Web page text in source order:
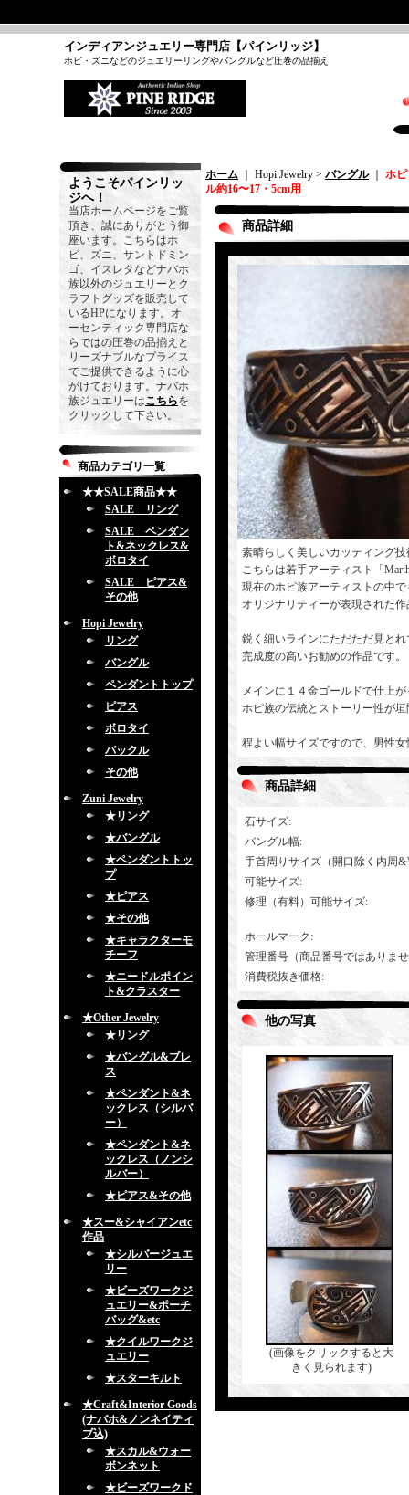
インディアンジュエリー専門店【パインリッジ】
ホピ・ズニなどのジュエリーリングやバングルなど圧巻の品揃え
ようこそパインリッ
ジへ！
当店ホームページをご覧
頂き、誠にありがとう御
座います。こちらはホ
ピ、ズニ、サントドミン
ゴ、イスレタなどナバホ
族以外のジュエリーとク
ラフトグッズを販売して
いるHPになります。オ
ーセンティック専門店な
らではの圧巻の品揃えと
リーズナブルなプライス
でご提供できるように心
がけております。ナバホ
族ジュエリーはこちらを
クリックして下さい。
商品カテゴリ一覧
★★SALE商品★★
SALE リング
SALE ペンダン
ト&ネックレス&
ボロタイ
SALE ピアス&
その他
Hopi Jewelry
リング
バングル
ペンダントトップ
ピアス
ボロタイ
バックル
その他
Zuni Jewelry
★リング
★バングル
★ペンダントトッ
プ
★ピアス
★その他
★キャラクターモ
チーフ
★ニードルポイン
ト&クラスター
★Other Jewelry
★リング
★バングル&ブレ
ス
★ペンダント&ネ
ックレス（シルバ
ー）
★ペンダント&ネ
ックレス（ノンシ
ルバー）
★ピアス&その他
★スー&シャイアンetc
作品
★シルバージュエ
リー
★ビーズワークジ
ュエリー&ポーチ
バッグ&etc
★クイルワークジ
ュエリー
★スターキルト
★Craft&Interior Goods
(ナバホ&ノンネイティ
ブ込)
★スカル&ウォー
ボンネット
★ビーズワークド
ホーム ｜ Hopi Jewelry > バングル｜ ホ
ル約16〜17・5cm用
商品詳細
素晴らしく美しいカッティング
こちらは若手アーティスト「
現在のホピ族アーティストの中
オリジナリティーが表現された
鋭く細いラインにただただ見と
完成度の高いお勧めの作品です。
メインに１４金ゴールドで仕上
ホピ族の伝統とストーリー性が
程よい幅サイズですので、男性
商品詳細
石サイズ:
バングル幅:
手首周りサイズ（開口除く内周&
可能サイズ:
修理（有料）可能サイズ:
ホールマーク :
管理番号（商品番号ではありま
消費税抜き価格:
他の写真
(画像をクリックすると大
きく見られます)